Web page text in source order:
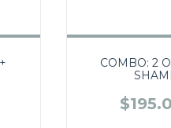
COMBO: 2